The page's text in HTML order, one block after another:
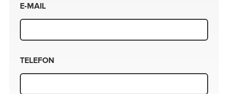
E-MAIL
TELEFON